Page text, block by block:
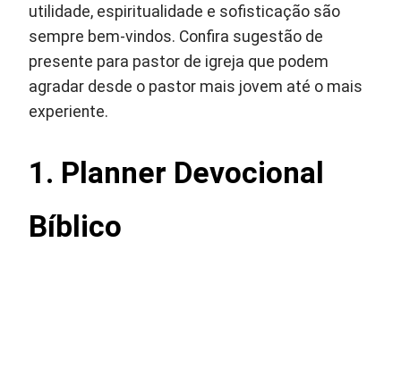
utilidade, espiritualidade e sofisticação são
sempre bem-vindos. Confira sugestão de
presente para pastor de igreja que podem
agradar desde o pastor mais jovem até o mais
experiente.
1. Planner Devocional
Bíblico